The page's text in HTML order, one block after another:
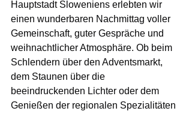
Hauptstadt Sloweniens erlebten wir
einen wunderbaren Nachmittag voller
Gemeinschaft, guter Gespräche und
weihnachtlicher Atmosphäre. Ob beim
Schlendern über den Adventsmarkt,
dem Staunen über die
beeindruckenden Lichter oder dem
Genießen der regionalen Spezialitäten